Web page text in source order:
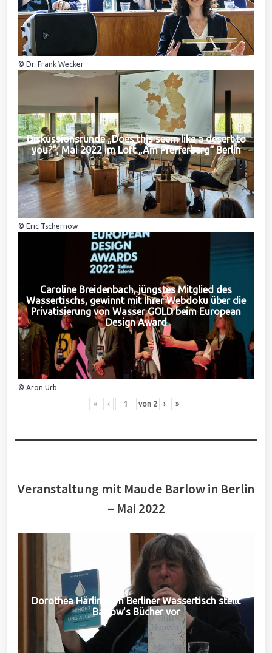
© Dr. Frank Wecker
Diskussionsrunde „Does this seem like a desert to
you?“, Mai 2022 im Loft „Am Pfefferberg“ Berlin
© Eric Tschernow
Caroline Breidenbach, jüngstes Mitglied des
Wassertischs, gewinnt mit Ihrer Webdoku über die
Privatisierung von Wasser GOLD beim European
Design Award
© Aron Urb
« ‹ von 2 › »
Veranstaltung mit Maude Barlow in Berlin
– Mai 2022
Dorothea Härlin vom Berliner Wassertisch stellt
Barlow's Bücher vor